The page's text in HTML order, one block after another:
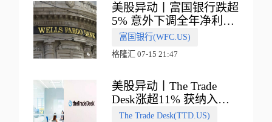
美股异动丨富国银行跌超
5% 意外下调全年净利息
收入指引
富国银行(WFC.US)
格隆汇 07-15 21:47
美股异动丨The Trade
Desk涨超11% 获纳入标
普500指数
The Trade Desk(TTD.US)